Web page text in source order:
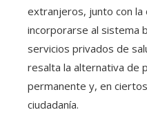
extranjeros, junto con la
incorporarse al sistema
servicios privados de
resalta la alternativa de
permanente y, en
ciudadanía.